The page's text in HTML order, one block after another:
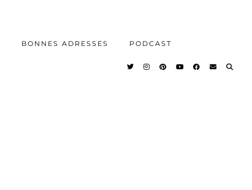
BONNES ADRESSES PODCAST